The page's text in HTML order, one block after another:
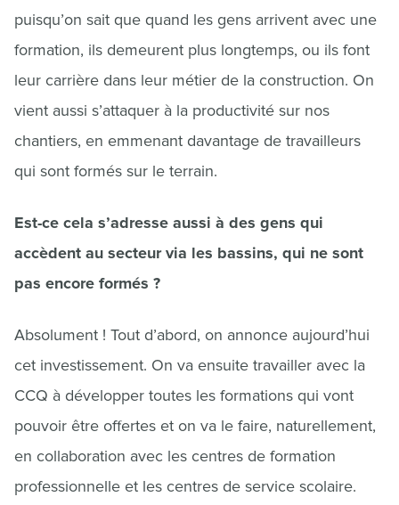
puisqu’on sait que quand les gens arrivent avec une
formation, ils demeurent plus longtemps, ou ils font
leur carrière dans leur métier de la construction. On
vient aussi s’attaquer à la productivité sur nos
chantiers, en emmenant davantage de travailleurs
qui sont formés sur le terrain.
Est-ce cela s’adresse aussi à des gens qui
accèdent au secteur via les bassins, qui ne sont
pas encore formés ?
Absolument ! Tout d’abord, on annonce aujourd’hui
cet investissement. On va ensuite travailler avec la
CCQ à développer toutes les formations qui vont
pouvoir être offertes et on va le faire, naturellement,
en collaboration avec les centres de formation
professionnelle et les centres de service scolaire.